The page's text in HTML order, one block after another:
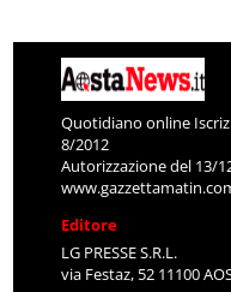
Quotidiano online
8/2012
Autorizzazione del 13/
Editore
LG PRESSE S.R.L.
via Festaz, 52 11100